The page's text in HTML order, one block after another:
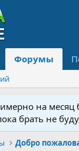
Форумы
на месяц
брать не